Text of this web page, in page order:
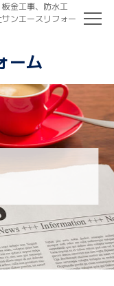
金工事、防水工
ンエースリフォー
ーム